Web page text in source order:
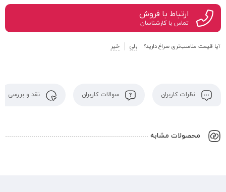
ارتباط با فروش
تماس با کارشناسان
آیا قیمت مناسب‌تری سراغ دارید؟ بلی خیر
نظرات کاربران سوالات کاربران نقد و بررسی
محصولات مشابه